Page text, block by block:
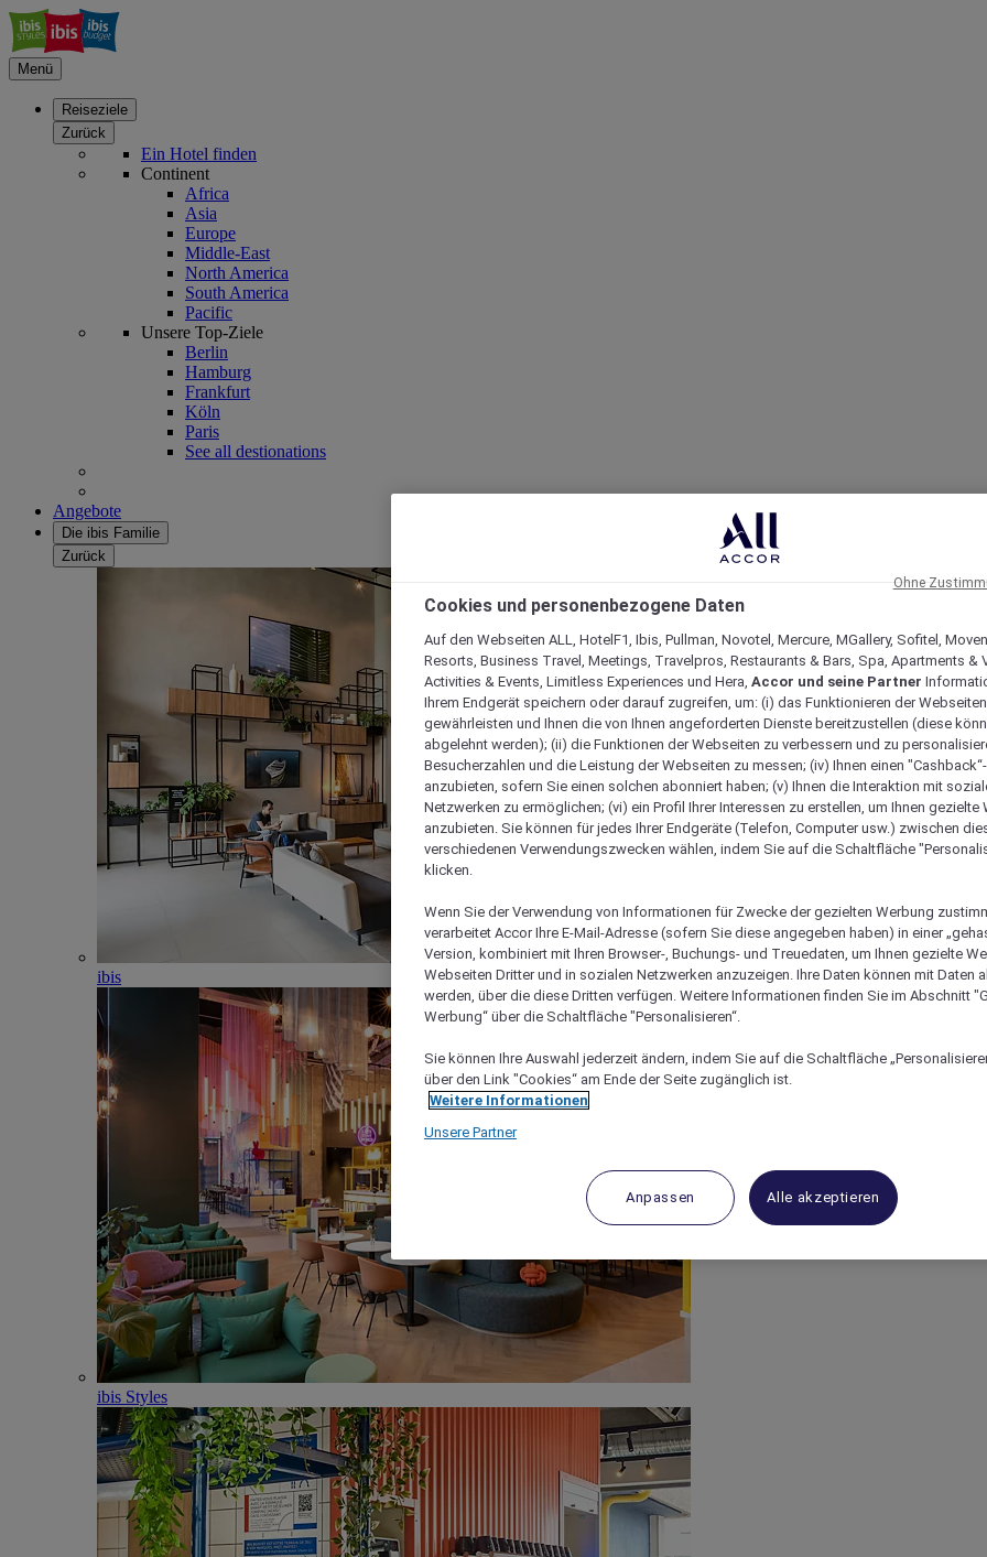
Menü
Reiseziele
Zurück
Ein Hotel finden
Continent
Africa
Asia
Europe
Middle-East
North America
South America
Pacific
Unsere Top-Ziele
Berlin
Hamburg
Frankfurt
Köln
Paris
See all destionations
Angebote
Die ibis Familie
Zurück
ibis
ibis Styles
Cookies und personenbezogene Daten
Auf den Webseiten ALL, HotelF1, Ibis, Pullman, Novotel, Mercure, MGallery, Sofitel,
Resorts, Business Travel, Meetings, Travelpros, Restaurants & Bars, Spa, Apartments &
Activities & Events, Limitless Experiences und Hera, Accor und seine Partner
Ihrem Endgerät speichern oder darauf zugreifen, um: (i) das Funktionieren der
gewährleisten und Ihnen die von Ihnen angeforderten Dienste bereitzustellen (diese
abgelehnt werden); (ii) die Funktionen der Webseiten zu verbessern und zu
Besucherzahlen und die Leistung der Webseiten zu messen; (iv) Ihnen einen
anzubieten, sofern Sie einen solchen abonniert haben; (v) Ihnen die Interaktion mit
Netzwerken zu ermöglichen; (vi) ein Profil Ihrer Interessen zu erstellen, um Ihnen gezielte
anzubieten. Sie können für jedes Ihrer Endgeräte (Telefon, Computer usw.) zwischen
verschiedenen Verwendungszwecken wählen, indem Sie auf die Schaltfläche
klicken.
Wenn Sie der Verwendung von Informationen für Zwecke der gezielten Werbung
verarbeitet Accor Ihre E-Mail-Adresse (sofern Sie diese angegeben haben) in einer
Version, kombiniert mit Ihren Browser-, Buchungs- und Treuedaten, um Ihnen gezielte
Webseiten Dritter und in sozialen Netzwerken anzuzeigen. Ihre Daten können mit Daten
werden, über die diese Dritten verfügen. Weitere Informationen finden Sie im Abschnitt
Werbung“ über die Schaltfläche "Personalisieren“.
Sie können Ihre Auswahl jederzeit ändern, indem Sie auf die Schaltfläche
über den Link "Cookies“ am Ende der Seite zugänglich ist.
Weitere Informationen
Unsere Partner
Anpassen Alle akzeptieren
Ohne